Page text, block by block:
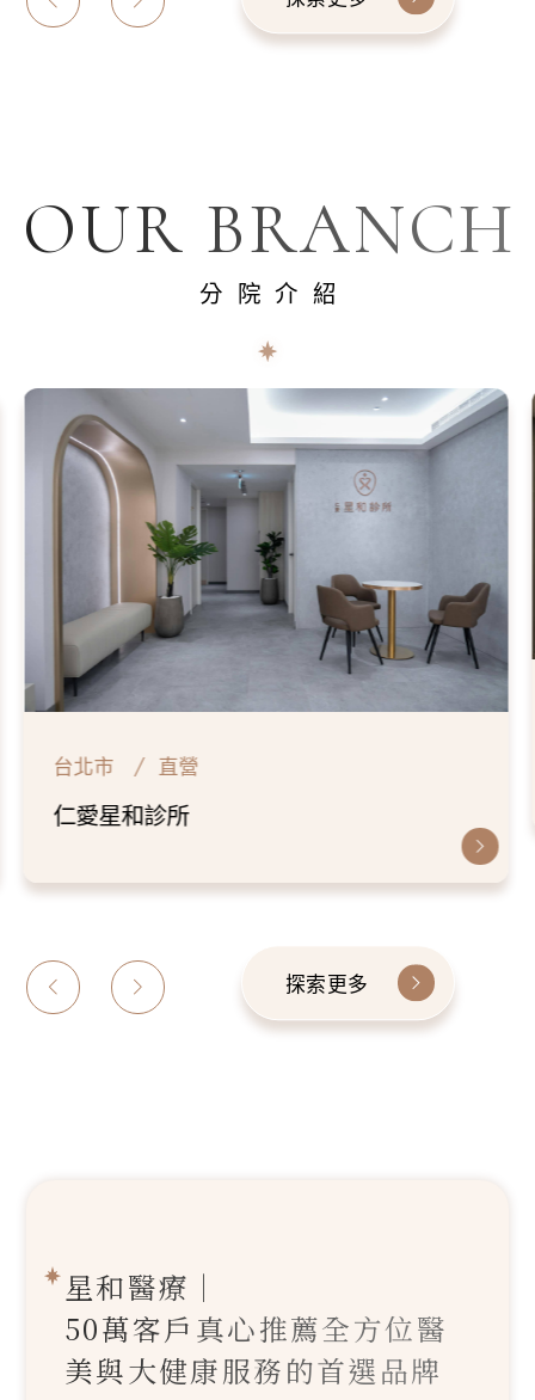
OUR BRANCH
分院介紹
台北市 直營
仁愛星和診所
探索更多
星和醫療｜
50萬客戶真心推薦全方位醫
美與大健康服務的首選品牌